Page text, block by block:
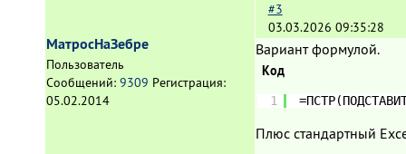
МатросНаЗебре
Пользователь
Сообщений: 9309 Регистрация:
05.02.2014
#3
03.03.2026 09:35:28
Вариант формулой.
Код
1
Плюс стандартный